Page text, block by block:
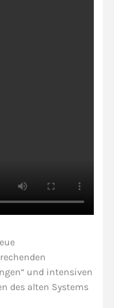
und intensiven
des alten Systems